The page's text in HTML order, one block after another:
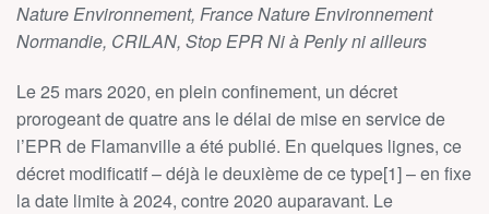
Nature Environnement, France Nature Environnement
Normandie, CRILAN, Stop EPR Ni à Penly ni ailleurs
Le 25 mars 2020, en plein confinement, un décret
prorogeant de quatre ans le délai de mise en service de
l’EPR de Flamanville a été publié. En quelques lignes, ce
décret modificatif – déjà le deuxième de ce type[1] – en fixe
la date limite à 2024, contre 2020 auparavant. Le